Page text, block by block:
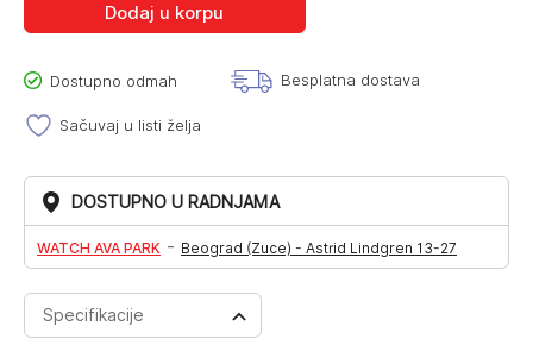
Dodaj u korpu
Dostupno odmah Besplatna dostava
Sačuvaj u listi želja
DOSTUPNO U RADNJAMA
WATCH AVA PARK - Beograd (Zuce) - Astrid Lindgren 13-27
Specifikacije